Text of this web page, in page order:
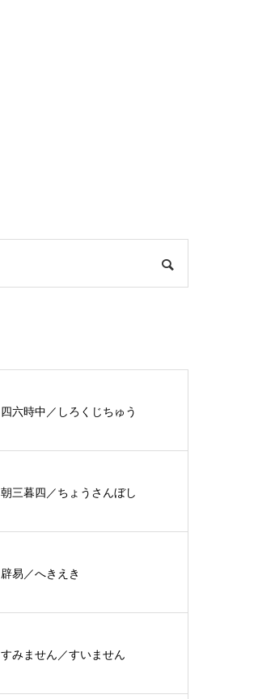
四六時中／しろくじちゅう
朝三暮四／ちょうさんぼし
辟易／へきえき
すみません／すいません